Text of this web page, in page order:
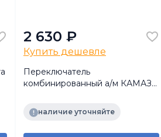
2 630 ₽
Купить дешевле
Переключатель
комбинированный а/м КАМАЗ
наличие уточняйте